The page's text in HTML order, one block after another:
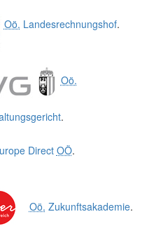
Oö. Landesrechnungshof.
Oö.
.
Direct OÖ.
Oö. Zukunftsakademie.